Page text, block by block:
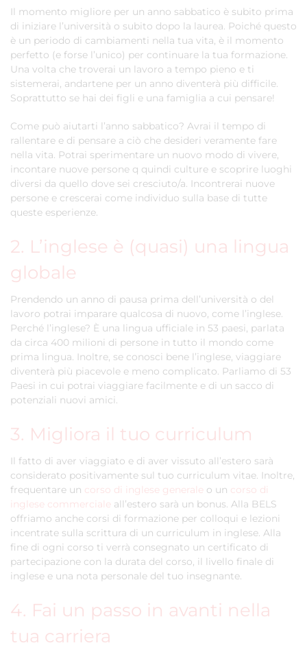
Il momento migliore per un anno sabbatico è subito prima
di iniziare l’università o subito dopo la laurea. Poiché questo
è un periodo di cambiamenti nella tua vita, è il momento
perfetto (e forse l’unico) per continuare la tua formazione.
Una volta che troverai un lavoro a tempo pieno e ti
sistemerai, andartene per un anno diventerà più difficile.
Soprattutto se hai dei figli e una famiglia a cui pensare!
Come può aiutarti l’anno sabbatico? Avrai il tempo di
rallentare e di pensare a ciò che desideri veramente fare
nella vita. Potrai sperimentare un nuovo modo di vivere,
incontare nuove persone q quindi culture e scoprire luoghi
diversi da quello dove sei cresciuto/a. Incontrerai nuove
persone e crescerai come individuo sulla base di tutte
queste esperienze.
2. L’inglese è (quasi) una lingua
globale
Prendendo un anno di pausa prima dell’università o del
lavoro potrai imparare qualcosa di nuovo, come l’inglese.
Perché l’inglese? È una lingua ufficiale in 53 paesi, parlata
da circa 400 milioni di persone in tutto il mondo come
prima lingua. Inoltre, se conosci bene l’inglese, viaggiare
diventerà più piacevole e meno complicato. Parliamo di 53
Paesi in cui potrai viaggiare facilmente e di un sacco di
potenziali nuovi amici.
3. Migliora il tuo curriculum
Il fatto di aver viaggiato e di aver vissuto all’estero sarà
considerato positivamente sul tuo curriculum vitae. Inoltre,
frequentare un corso di inglese generale o un corso di
inglese commerciale all’estero sarà un bonus. Alla BELS
offriamo anche corsi di formazione per colloqui e lezioni
incentrate sulla scrittura di un curriculum in inglese. Alla
fine di ogni corso ti verrà consegnato un certificato di
partecipazione con la durata del corso, il livello finale di
inglese e una nota personale del tuo insegnante.
4. Fai un passo in avanti nella
tua carriera